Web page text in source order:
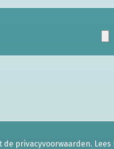
de privacyvoorwaarden.